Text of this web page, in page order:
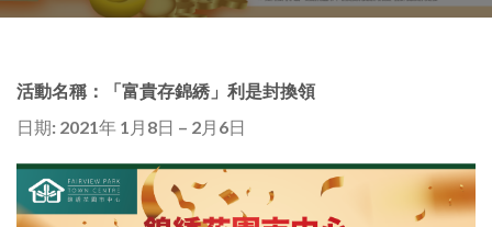
活動名稱：「富貴存錦綉」利是封換領
日期: 2021年 1月8日 – 2月6日